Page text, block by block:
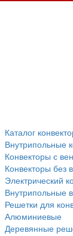
Каталог
Внутрипольные
Конвекторы с
Конвекторы без
Электрический
Внутрипольные
Решетки для
Алюминиевые
Деревянные